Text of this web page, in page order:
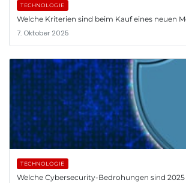
TECHNOLOGIE
Welche Kriterien sind beim Kauf eines neuen
7. Oktober 2025
TECHNOLOGIE
Welche Cybersecurity-Bedrohungen sind